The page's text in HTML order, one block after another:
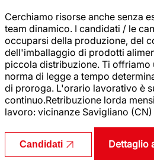
Cerchiamo risorse anche senza
team dinamico. I candidati / le
occuparsi della produzione, del
dell'imballaggio di prodotti
piccola distribuzione. Ti offriamo
norma di legge a tempo
di proroga. L'orario lavorativo è
continuo.Retribuzione lorda
lavoro: vicinanze Savigliano (CN)
Candidati Dettaglio